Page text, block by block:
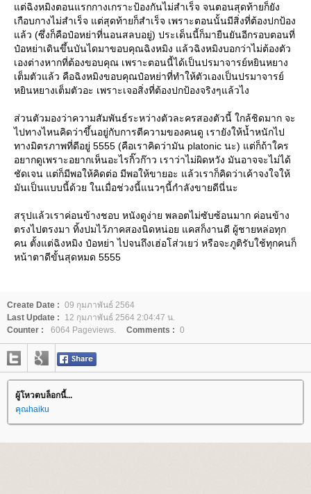
ต่ฉิงหมิงตอนแรกกางเกราะป้องกันไม่สำเร็จ จนตอนสุดท้ายก็ยัง
เกือบกางไม่สำเร็จ แต่สุดท้ายก็สำเร็จ เพราะตอนนั้นมีสิ่งที่ต้องปกป้อง
ล้ว (ซึ่งก็คือป๋อหย่าที่นอนสลบอยู่) ประเด็นนี้ก็มายืนยันอีกรอบตอนที่
ป๋อหย่าเดินขึ้นบันไดมาขอบคุณฉิงหมิง แล้วฉิงหมิงบอกว่าไม่ต้องตัว
เองต่างหากที่ต้องขอบคุณ เพราะตอนนี้ได้เป็นปรมาจารย์หยินหยาง
เต็มตัวแล้ว คือฉิงหมิงขอบคุณป๋อหย่าที่ทำให้ตัวเองเป็นปรมาจารย์
หยินหยางเต็มตัวอะ เพราะเจอสิ่งที่ต้องปกป้องจริงๆแล้วไง
ส่วนตัวมองว่าความสัมพันธ์ระหว่างตัวละครสองตัวนี้ ใกล้ชิดมาก จะ
ไปทางไหนคิดว่าขึ้นอยู่กับการตีความของคนดู เรายังให้น้ำหนักไป
ทางมิตรภาพที่ดีอยู่ 5555 (คือเราคิดว่ามัน platonic นะ) แต่ก็ถ้าใคร
อยากดูเพราะอยากเห็นอะไรกิ๊วก๊าว เราว่าไม่ผิดหวัง มันอาจจะไม่ได้
ชัดเจน แต่ก็มีพอให้คิดต่อ มีพอให้ขายอะ แล้วเราก็คิดว่าเค้าจงใจให้
มันเป็นแบบนี้ด้วย ในเมื่อช่วงนี้แนวๆนี้กำลังขายดีนี่นะ
สรุปแล้วเราค่อนข้างชอบ หนังดูง่าย พลอตไม่ซับซ้อนมาก ค่อนข้าง
ตรงไปตรงมา ทิ้งปมไว้ภาคสองนิดหน่อย แคสก็งานดี ผู้ชายหล่อทุก
คน ตั้งแต่ฉิงหมิง ป๋อหย่า ไปจนถึงเฮ่อโส่วเยว่ หรือจะภูติรับใช้ทุกคนก็
หน้าตาดีขั้นสุดหมด 5555
Create Date : 09 กุมภาพันธ์ 2564
Last Update :
12 กุมภาพันธ์ 2564 2:04:47 น.
Counter :
6064 Pageviews. Comments : 0
ผู้โหวตบล็อกนี้...
คุณhaiku